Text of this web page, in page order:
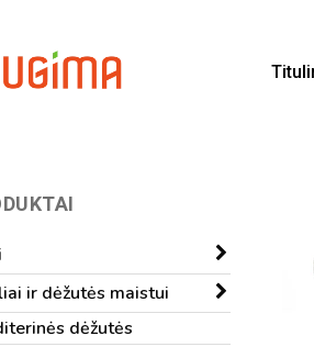
ir dėžutės maistui
dėžutės